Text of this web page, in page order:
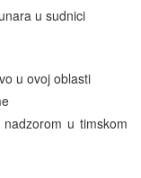
u sudnici
u ovoj oblasti
u timskom